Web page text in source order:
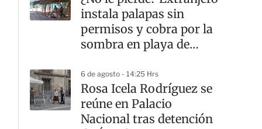
instala palapas sin
permisos y cobra por la
sombra en playa de
6 de agosto - 14:25 Hrs
Rosa Icela Rodríguez se
reúne en Palacio
Nacional tras detención